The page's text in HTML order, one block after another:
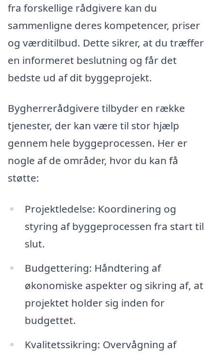
fra forskellige rådgivere kan du
sammenligne deres kompetencer, priser
og værditilbud. Dette sikrer, at du træffer
en informeret beslutning og får det
bedste ud af dit byggeprojekt.
Bygherrerådgivere tilbyder en række
tjenester, der kan være til stor hjælp
gennem hele byggeprocessen. Her er
nogle af de områder, hvor du kan få
støtte:
Projektledelse: Koordinering og
styring af byggeprocessen fra start til
slut.
Budgettering: Håndtering af
økonomiske aspekter og sikring af, at
projektet holder sig inden for
budgettet.
Kvalitetssikring: Overvågning af